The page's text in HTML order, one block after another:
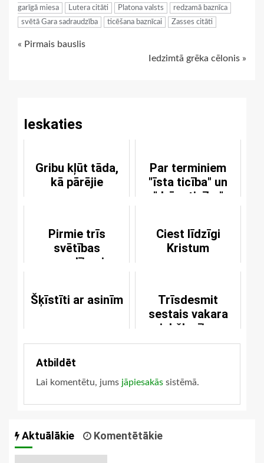
garīgā miesa
Lutera citāti Platona valsts
redzamā baznīca
svētā Gara sadraudzība
ticēšana baznīcai Zasses citāti
Continue
« Pirmais bauslis
Iedzimtā grēka cēlonis »
Ieskaties
Gribu kļūt tāda,
kā pārējie
Par terminiem
"īsta ticība" un
"dzīva ticība"
Pirmie trīs
svētības
apsolījumi
Ciest līdzīgi
Kristum
Šķīstīti ar asinīm
Trīsdesmit
sestais vakara
priekšlasījums
Atbildēt
Lai komentētu, jums jāpiesakās sistēmā.
Aktuālākie Komentētākie